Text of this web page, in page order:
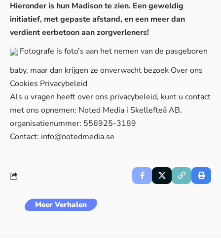
Hieronder is hun Madison te zien. Een geweldig
initiatief, met gepaste afstand, en een meer dan
verdient eerbetoon aan zorgverleners!
Fotografe is foto’s aan het nemen van de pasgeboren
baby, maar dan krijgen ze onverwacht bezoek Over ons
Cookies Privacybeleid
Als u vragen heeft over ons privacybeleid, kunt u contact
met ons opnemen: Noted Media i Skellefteå AB,
organisatienummer: 556925-3189
Contact: info@notedmedia.se
Meer Verhalen